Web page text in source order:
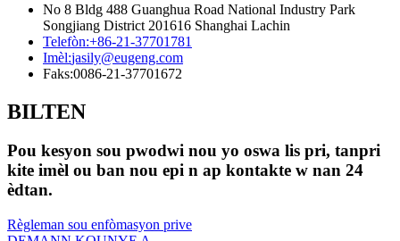
No 8 Bldg 488 Guanghua Road National Industry Park
Songjiang District 201616 Shanghai Lachin
Telefòn:+86-21-37701781
Imèl:jasily@eugeng.com
Faks:0086-21-37701672
BILTEN
Pou kesyon sou pwodwi nou yo oswa lis pri, tanpri
kite imèl ou ban nou epi n ap kontakte w nan 24
èdtan.
Règleman sou enfòmasyon prive